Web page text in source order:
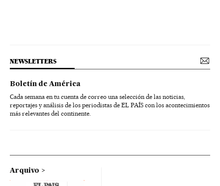
NEWSLETTERS
Boletín de América
Cada semana en tu cuenta de correo una selección de las noticias,
reportajes y análisis de los periodistas de EL PAÍS con los acontecimientos
más relevantes del continente.
Arquivo